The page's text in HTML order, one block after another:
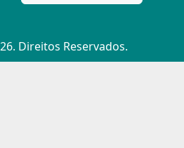
Direitos Reservados.